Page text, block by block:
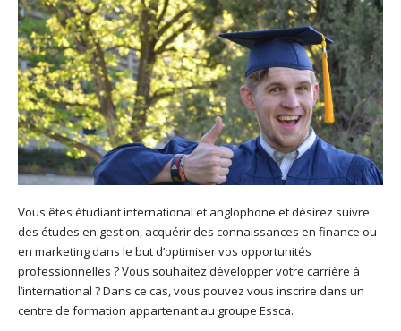
Vous êtes étudiant international et anglophone et désirez suivre
des études en gestion, acquérir des connaissances en finance ou
en marketing dans le but d’optimiser vos opportunités
professionnelles ? Vous souhaitez développer votre carrière à
l’international ? Dans ce cas, vous pouvez vous inscrire dans un
centre de formation appartenant au groupe Essca.